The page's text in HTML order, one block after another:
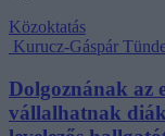
Közoktatás
Kurucz-Gáspár
Dolgoznának az
vállalhatnak